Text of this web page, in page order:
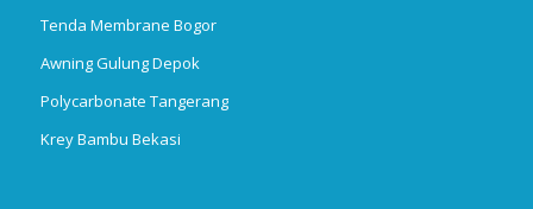
Tenda Membrane Bogor
Awning Gulung Depok
Polycarbonate Tangerang
Krey Bambu Bekasi